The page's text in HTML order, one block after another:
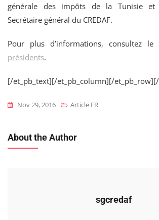
générale des impôts de la Tunisie et
Secrétaire général du CREDAF.
Pour plus d’informations, consultez le
présidents.
[/et_pb_text][/et_pb_column][/
Nov 29, 2016 Article FR
About the Author
sgcredaf